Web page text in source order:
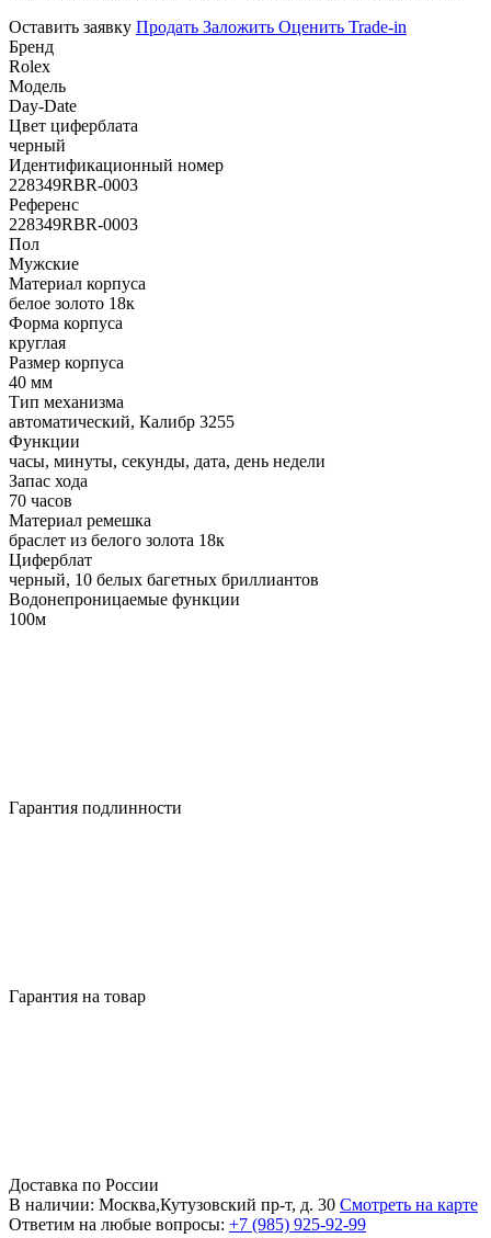
Оставить заявку Продать Заложить Оценить Trade-in
Бренд
Rolex
Модель
Day-Date
Цвет циферблата
черный
Идентификационный номер
228349RBR-0003
Референс
228349RBR-0003
Пол
Мужские
Материал корпуса
белое золото 18к
Форма корпуса
круглая
Размер корпуса
40 мм
Тип механизма
автоматический, Калибр 3255
Функции
часы, минуты, секунды, дата, день недели
Запас хода
70 часов
Материал ремешка
браслет из белого золота 18к
Циферблат
черный, 10 белых багетных бриллиантов
Водонепроницаемые функции
100м
Гарантия подлинности
Гарантия на товар
Доставка по России
В наличии: Москва,Кутузовский пр-т, д. 30 Смотреть на карте
Ответим на любые вопросы: +7 (985) 925-92-99